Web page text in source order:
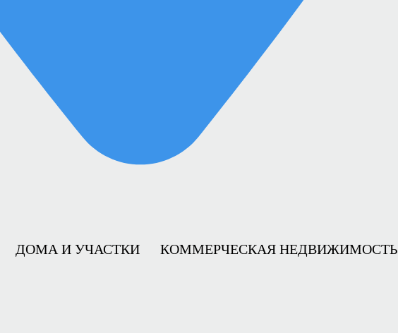
ДОМА И УЧАСТКИ КОММЕРЧЕСКАЯ НЕДВИЖИМОСТЬ